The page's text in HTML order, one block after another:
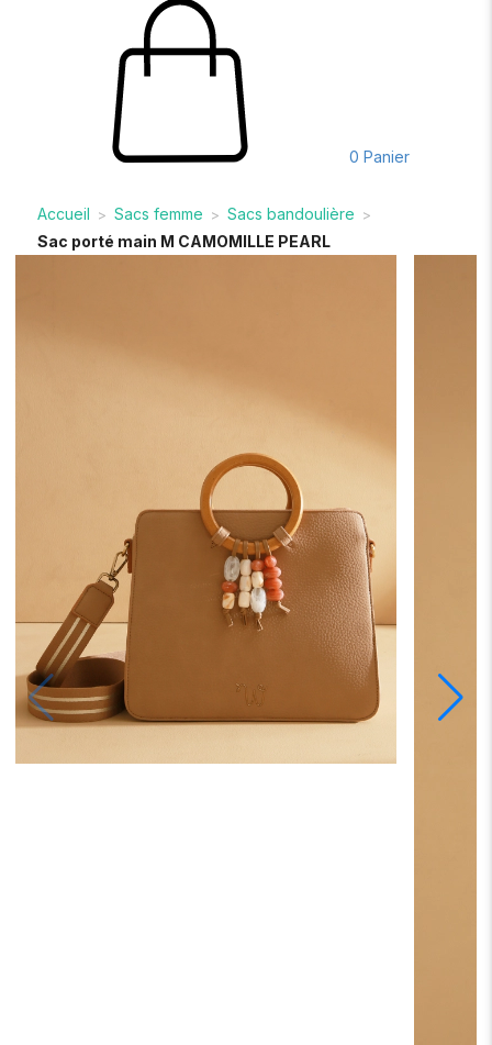
0 Panier
Accueil > Sacs femme > Sacs bandoulière >
Sac porté main M CAMOMILLE PEARL